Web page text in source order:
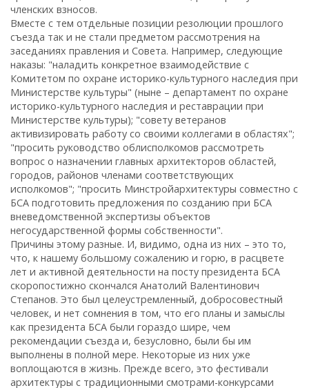
членских взносов.
Вместе с тем отдельные позиции резолюции прошлого
съезда так и не стали предметом рассмотрения на
заседаниях правления и Совета. Например, следующие
наказы: "наладить конкретное взаимодействие с
Комитетом по охране историко-культурного наследия при
Министерстве культуры" (ныне – департамент по охране
историко-культурного наследия и реставрации при
Министерстве культуры); "совету ветеранов
активизировать работу со своими коллегами в областях";
"просить руководство облисполкомов рассмотреть
вопрос о назначении главных архитекторов областей,
городов, районов членами соответствующих
исполкомов"; "просить Минстройархитектуры совместно с
БСА подготовить предложения по созданию при БСА
вневедомственной экспертизы объектов
негосударственной формы собственности".
Причины этому разные. И, видимо, одна из них – это то,
что, к нашему большому сожалению и горю, в расцвете
лет и активной деятельности на посту президента БСА
скоропостижно скончался Анатолий Валентинович
Степанов. Это был целеустремленный, добросовестный
человек, и нет сомнения в том, что его планы и замыслы
как президента БСА были гораздо шире, чем
рекомендации съезда и, безусловно, были бы им
выполнены в полной мере. Некоторые из них уже
воплощаются в жизнь. Прежде всего, это фестивали
архитектуры с традиционными смотрами-конкурсами